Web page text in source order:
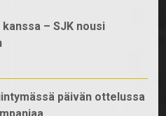
– SJK nousi
päivän ottelussa